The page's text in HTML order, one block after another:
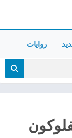
روايات